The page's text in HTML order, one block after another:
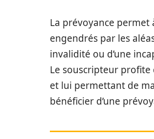
La prévoyance
engendrés par les
invalidité ou d’une
Le souscripteur profite
et lui permettant de
bénéficier d’une